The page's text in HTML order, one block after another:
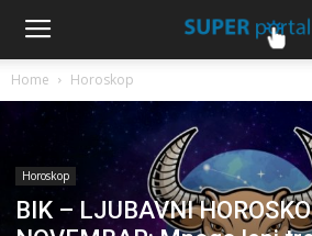
Home Horoskop
Horoskop
BIK – LJUBAVNI